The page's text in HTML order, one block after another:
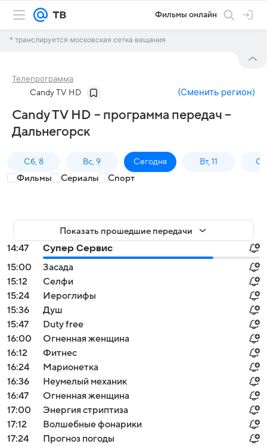
Фильмы онлайн
* транслируется московская сетка вещания
Телепрограмма
Candy TV HD (Сменить регион)
Candy TV HD – программа передач –
Дальнегорск
Сб, 8 Вс, 9 Сегодня Вт, 11
Фильмы Сериалы Спорт
Показать прошедшие передачи
14:47
Супер Сервис
15:00
Засада
15:12
Селфи
15:24
Иероглифы
15:36
Душ
15:47
Duty free
16:00
Огненная женщина
16:12
Фитнес
16:24
Марионетка
16:36
Неумелый механик
16:47
Огненная женщина
17:00
Энергия стриптиза
17:12
Волшебные фонарики
17:24
Прогноз погоды